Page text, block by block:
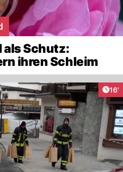
als Schutz:
ihren Schleim
16'